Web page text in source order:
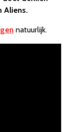
Aliens.
natuurlijk.